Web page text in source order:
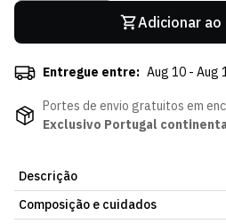
Adicionar ao
Entregue entre: Aug 10 - Aug
Portes de envio gratuitos em
Exclusivo Portugal
Descrição
Camisola Listada Basquetebol, com
Composição e cuidados